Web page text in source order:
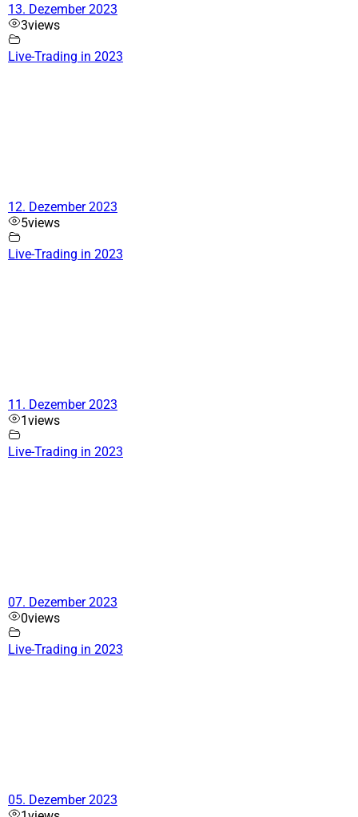
13. Dezember 2023
3views
Live-Trading in 2023
12. Dezember 2023
5views
Live-Trading in 2023
11. Dezember 2023
1views
Live-Trading in 2023
07. Dezember 2023
0views
Live-Trading in 2023
05. Dezember 2023